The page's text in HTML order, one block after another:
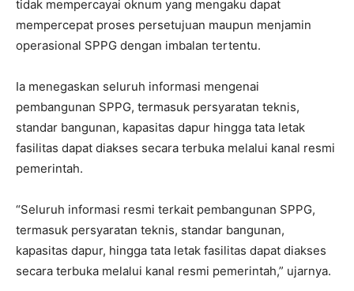
tidak mempercayai oknum yang mengaku dapat
mempercepat proses persetujuan maupun menjamin
operasional SPPG dengan imbalan tertentu.
Ia menegaskan seluruh informasi mengenai
pembangunan SPPG, termasuk persyaratan teknis,
standar bangunan, kapasitas dapur hingga tata letak
fasilitas dapat diakses secara terbuka melalui kanal resmi
pemerintah.
“Seluruh informasi resmi terkait pembangunan SPPG,
termasuk persyaratan teknis, standar bangunan,
kapasitas dapur, hingga tata letak fasilitas dapat diakses
secara terbuka melalui kanal resmi pemerintah,” ujarnya.